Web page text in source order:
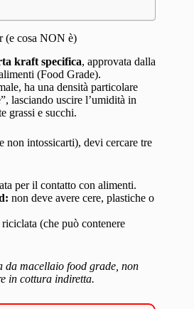
(e cosa NON è)
kraft specifica, approvata dalla
(Food Grade).
ha una densità particolare
lasciando uscire l’umidità in
grassi e succhi.
non intossicarti), devi cercare tre
per il contatto con alimenti.
non deve avere cere, plastiche o
(che può contenere
da macellaio food grade, non
in cottura indiretta.